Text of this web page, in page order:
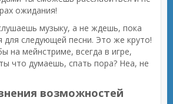
ожидания!
музыку, а не ждешь, пока
для следующей песни. Это же круто!
на мейнстриме, всегда в игре,
что думаешь, спать пора? Неа, не
возможностей